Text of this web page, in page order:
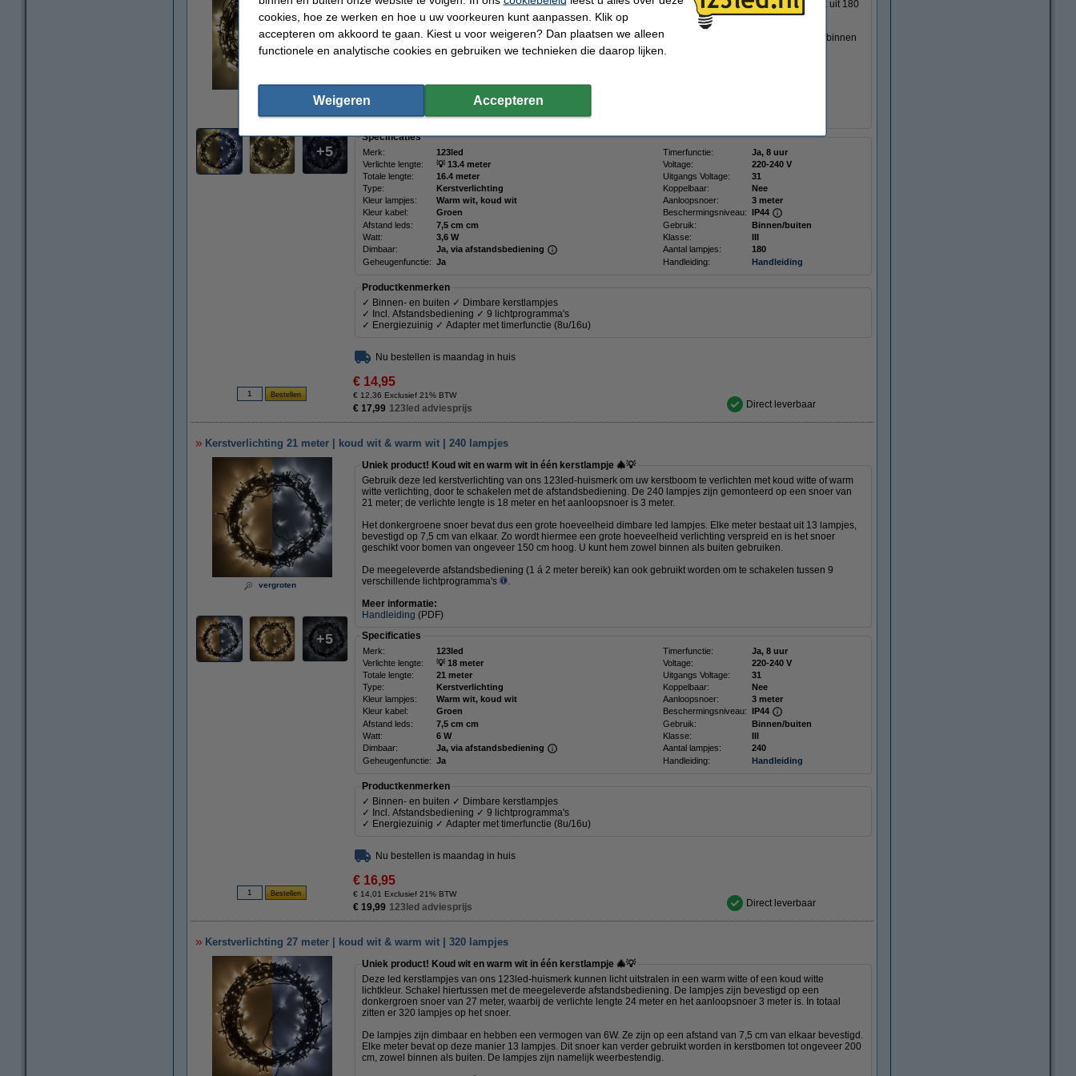
5
warm witte verlichting. U schakelt hiertussen met de afstandsbediening. Het 16,4 meter lange snoer bestaat uit 180
dimbare led lampjes. De verlichte lengte is 13,4 meter en het aanloopsnoer is 3 meter.
De lampjes hebben elk een afstand van 7,5 cm van elkaar; per meter zijn er 13 lampjes. Dit snoer is verder binnen
en buiten te gebruiken en is perfect voor het verlichten van bomen die ongeveer 100 tot 150 cm hoog zijn.
verschillende lichtprogramma's
.
Meer informatie:
Handleiding(PDF)
Specificaties
Merk: 123led Timerfunctie:
Ja, 8 uur
Verlichte lengte:
💡 13.4 meter Voltage:
220-240 V
Totale lengte:
16.4 meter Uitgangs Voltage:
31
Type:
Kerstverlichting Koppelbaar:
Nee
Kleur lampjes:
Warm wit, koud wit Aanloopsnoer:
3 meter
Kleur kabel:
Groen Beschermingsniveau: IP44
Afstand leds:
7,5 cm cm Gebruik:
Binnen/buiten
Watt:
3,6 W Klasse:
III
Dimbaar:
Ja, via afstandsbediening Aantal lampjes:
180
Geheugenfunctie: Ja Handleiding: Handleiding
Productkenmerken
✓ Binnen- en buiten ✓ Dimbare kerstlampjes
✓ Incl. Afstandsbediening ✓ 9 lichtprogramma's
✓ Energiezuinig ✓ Adapter met timerfunctie (8u/16u)
Nu bestellen is maandag in huis
€ 14,95
€ 12,36 Exclusief 21% BTW
€ 17,99 123led adviesprijs Direct leverbaar
Kerstverlichting 21 meter | koud wit & warm wit | 240 lampjes
vergroten
5
Uniek product! Koud wit en warm wit in één kerstlampje 🎄💡
Gebruik deze led kerstverlichting van ons 123led-huismerk om uw kerstboom te verlichten met koud witte of warm
witte verlichting, door te schakelen met de afstandsbediening. De 240 lampjes zijn gemonteerd op een snoer van
21 meter; de verlichte lengte is 18 meter en het aanloopsnoer is 3 meter.
Het donkergroene snoer bevat dus een grote hoeveelheid dimbare led lampjes. Elke meter bestaat uit 13 lampjes,
bevestigd op 7,5 cm van elkaar. Zo wordt hiermee een grote hoeveelheid verlichting verspreid en is het snoer
geschikt voor bomen van ongeveer 150 cm hoog. U kunt hem zowel binnen als buiten gebruiken.
De meegeleverde afstandsbediening (1 á 2 meter bereik) kan ook gebruikt worden om te schakelen tussen 9
verschillende lichtprogramma's
.
Meer informatie:
Handleiding (PDF)
Specificaties
Merk: 123led Timerfunctie:
Ja, 8 uur
Verlichte lengte:
💡 18 meter Voltage:
220-240 V
Totale lengte:
21 meter Uitgangs Voltage:
31
Type:
Kerstverlichting Koppelbaar:
Nee
Kleur lampjes:
Warm wit, koud wit Aanloopsnoer:
3 meter
Kleur kabel:
Groen Beschermingsniveau: IP44
Afstand leds:
7,5 cm cm Gebruik:
Binnen/buiten
Watt:
6 W Klasse:
III
Dimbaar:
Ja, via afstandsbediening Aantal lampjes:
240
Geheugenfunctie: Ja Handleiding: Handleiding
Productkenmerken
✓ Binnen- en buiten ✓ Dimbare kerstlampjes
✓ Incl. Afstandsbediening ✓ 9 lichtprogramma's
✓ Energiezuinig ✓ Adapter met timerfunctie (8u/16u)
Nu bestellen is maandag in huis
€ 16,95
€ 14,01 Exclusief 21% BTW
€ 19,99 123led adviesprijs Direct leverbaar
Kerstverlichting 27 meter | koud wit & warm wit | 320 lampjes
Uniek product! Koud wit en warm wit in één kerstlampje 🎄💡
Deze led kerstlampjes van ons 123led-huismerk kunnen licht uitstralen in een warm witte of een koud witte
lichtkleur. Schakel hiertussen met de meegeleverde afstandsbediening. De lampjes zijn bevestigd op een
donkergroen snoer van 27 meter, waarbij de verlichte lengte 24 meter en het aanloopsnoer 3 meter is. In totaal
zitten er 320 lampjes op het snoer.
De lampjes zijn dimbaar en hebben een vermogen van 6W. Ze zijn op een afstand van 7,5 cm van elkaar bevestigd.
Elke meter bevat op deze manier 13 lampjes. Dit snoer kan verder gebruikt worden in kerstbomen tot ongeveer 200
cm, zowel binnen als buiten. De lampjes zijn namelijk weerbestendig.
cookies, hoe ze werken en hoe u uw voorkeuren kunt aanpassen. Klik op
accepteren om akkoord te gaan. Kiest u voor weigeren? Dan plaatsen we alleen
functionele en analytische cookies en gebruiken we technieken die daarop lijken.
Weigeren Accepteren